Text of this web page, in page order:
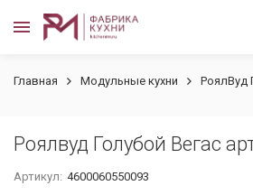
Главная Модульные кухни РоялВуд
Роялвуд Голубой Вегас
Артикул: 4600060550093